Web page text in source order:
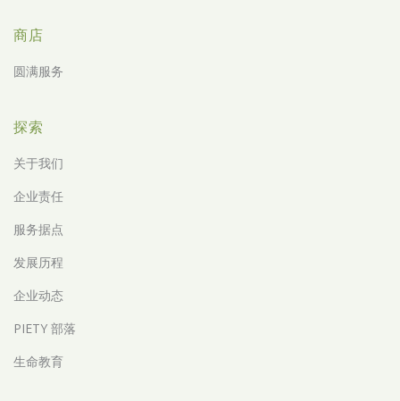
商店
圆满服务
探索
关于我们
企业责任
服务据点
发展历程
企业动态
PIETY 部落
生命教育